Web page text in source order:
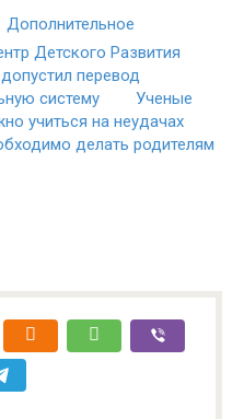
Дополнительное
Детского Развития
перевод
систему
Ученые
учиться на неудачах
делать родителям